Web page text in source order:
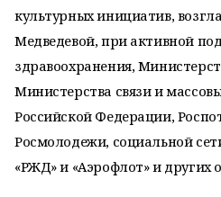
культурных инициатив,
Медведевой, при активной
здравоохранения,
Министерства связи и
Российской Федерации,
Росмолодежи, социальной
«РЖД» и «Аэрофлот» и других